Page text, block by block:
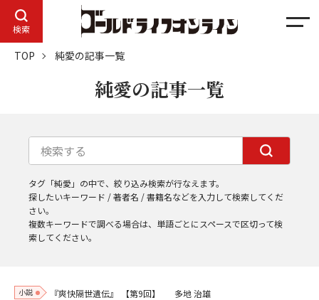
検索
メ
TOP 純愛の記事一覧
純愛の記事一覧
タグ「純愛」の中で、絞り込み検索が行なえます。
探したいキーワード / 著者名 / 書籍名などを入力して検索してくだ
さい。
複数キーワードで調べる場合は、単語ごとにスペースで区切って検
索してください。
小説 『爽快隔世遺伝』 【第9回】 多地 治雄